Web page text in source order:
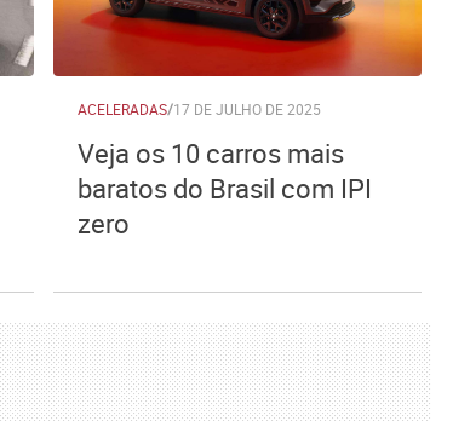
ACELERADAS/17 DE JULHO DE 2025
Veja os 10 carros mais
baratos do Brasil com IPI
zero